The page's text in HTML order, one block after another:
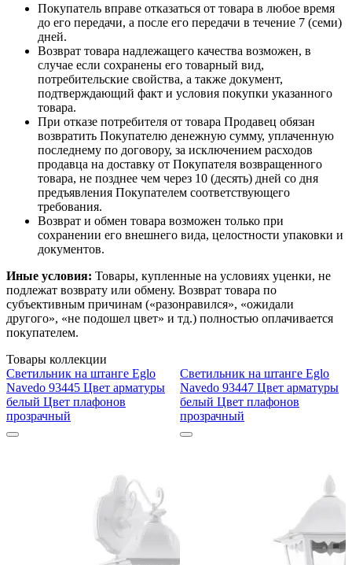
Покупатель вправе отказаться от товара в любое время
до его передачи, а после его передачи в течение 7 (семи)
дней.
Возврат товара надлежащего качества возможен, в
случае если сохранены его товарный вид,
потребительские свойства, а также документ,
подтверждающий факт и условия покупки указанного
товара.
При отказе потребителя от товара Продавец обязан
возвратить Покупателю денежную сумму, уплаченную
последнему по договору, за исключением расходов
продавца на доставку от Покупателя возвращенного
товара, не позднее чем через 10 (десять) дней со дня
предъявления Покупателем соответствующего
требования.
Возврат и обмен товара возможен только при
сохранении его внешнего вида, целостности упаковки и
документов.
Иные условия: Товары, купленные на условиях уценки, не
подлежат возврату или обмену. Возврат товара по
субъективным причинам («разонравился», «ожидали
другого», «не подошел цвет» и тд.) полностью оплачивается
покупателем.
Товары коллекции
Светильник на штанге Eglo
Navedo 93445 Цвет арматуры
белый Цвет плафонов
прозрачный
Светильник на штанге Eglo
Navedo 93447 Цвет арматуры
белый Цвет плафонов
прозрачный